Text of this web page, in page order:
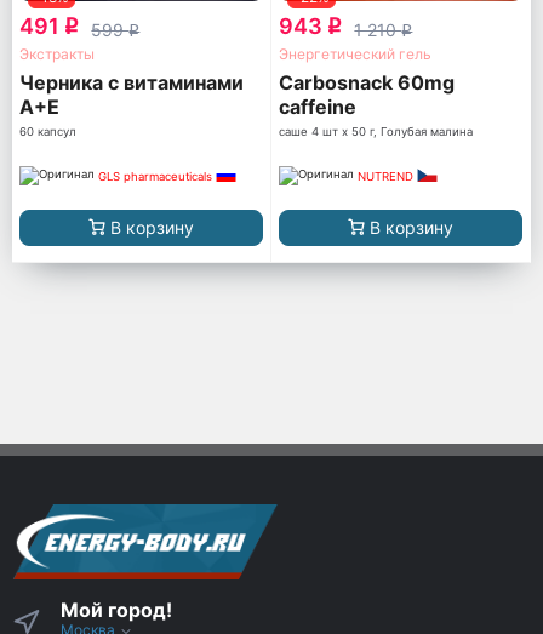
491 q 599q
Экстракты
Черника с витаминами
А+Е
60 капсул
GLS pharmaceuticals
В корзину
943 q 1 210q
Энергетический гель
Carbosnack 60mg
caffeine
саше 4 шт x 50 г, Голубая малина
NUTREND
В корзину
Мой город!
Москва